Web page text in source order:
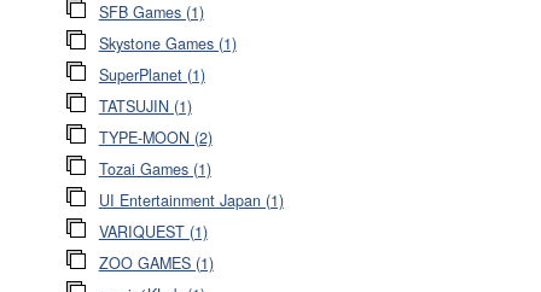
SFB Games (1)
Skystone Games (1)
SuperPlanet (1)
TATSUJIN (1)
TYPE-MOON (2)
Tozai Games (1)
UI Entertainment Japan (1)
VARIQUEST (1)
ZOO GAMES (1)